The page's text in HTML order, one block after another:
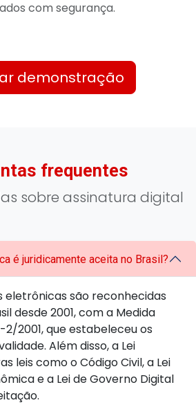
com segurança.
demonstração
frequentes
sobre assinatura digital
é juridicamente aceita no Brasil?
eletrônicas são reconhecidas
desde 2001, com a Medida
2/2001, que estabeleceu os
Além disso, a Lei
leis como o Código Civil, a Lei
e a Lei de Governo Digital